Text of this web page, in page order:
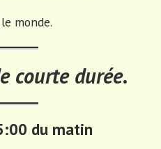
monde.
courte durée.
du matin